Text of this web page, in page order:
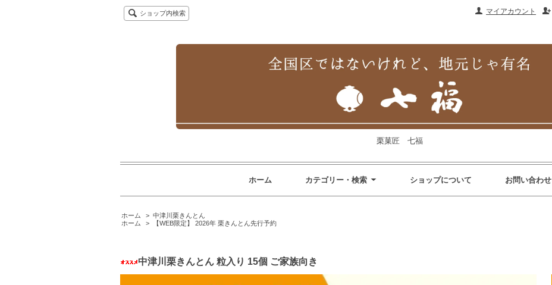
マイアカウント
ショップ内検索
栗菓匠 七福
ホーム カテゴリー・検索 ショップについて お問い合わせ
ホーム > 中津川栗きんとん
ホーム
> 【WEB限定】 2026年 栗きんとん先行予約
中津川栗きんとん 粒入り 15個 ご家族向き